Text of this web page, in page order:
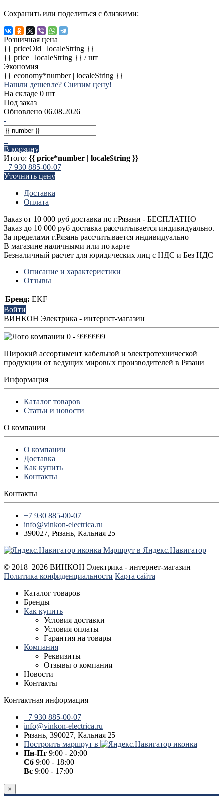
Сохранить или поделиться с близкими:
Розничная цена
{{ priceOld | localeString }}
{{ price | localeString }} / шт
Экономия
{{ economy*number | localeString }}
Нашли дешевле? Снизим цену!
На складе 0 шт
Под заказ
Обновлено 06.08.2026
-
+
В корзину
Итого: {{ price*number | localeString }}
+7 930 885-00-07
Уточнить цену
Доставка
Оплата
Заказ от 10 000 руб доставка по г.Рязани - БЕСПЛАТНО
Заказ до 10 000 руб доставка рассчитывается индивидуально.
За пределами г.Рязань рассчитывается индивидуально
В магазине наличными или по карте
Безналичный расчет для юридических лиц с НДС и Без НДС
Описание и характеристики
Отзывы
Бренд: EKF
Войти
ВИНКОН Электрика - интернет-магазин
0 - 9999999
Широкий ассортимент кабельной и электротехнической
продукции от ведущих мировых производителей в Рязани
Информация
Каталог товаров
Статьи и новости
О компании
О компании
Доставка
Как купить
Контакты
Контакты
+7 930 885-00-07
info@vinkon-electrica.ru
390027, Рязань, Кальная 25
Маршрут в Яндекс.Навигатор
© 2018–2026 ВИНКОН Электрика - интернет-магазин
Политика конфиденциальности Карта сайта
Каталог товаров
Бренды
Как купить
Условия доставки
Условия оплаты
Гарантия на товары
Компания
Реквизиты
Отзывы о компании
Новости
Контакты
Контактная информация
+7 930 885-00-07
info@vinkon-electrica.ru
Рязань, 390027, Кальная 25
Построить маршрут в
Пн-Пт 9:00 - 20:00
Сб 9:00 - 18:00
Вс 9:00 - 17:00
×